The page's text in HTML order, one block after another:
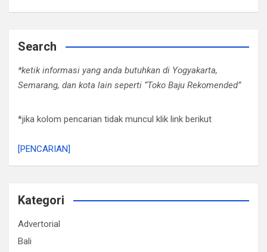
Search
*ketik informasi yang anda butuhkan di Yogyakarta,
Semarang, dan kota lain seperti “Toko Baju Rekomended”
*jika kolom pencarian tidak muncul klik link berikut
[PENCARIAN]
Kategori
Advertorial
Bali